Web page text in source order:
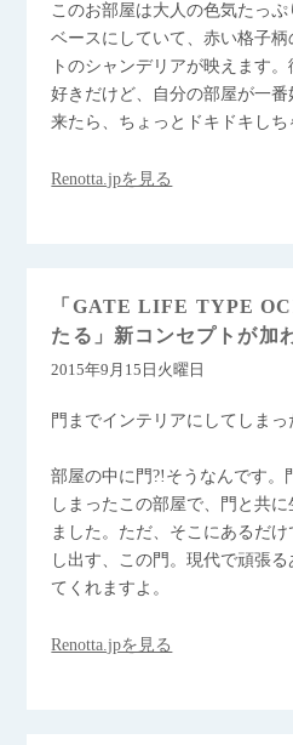
このお部屋は大人の色気たっ
ベースにしていて、赤い格子
トのシャンデリアが映えます
好きだけど、自分の部屋が一
来たら、ちょっとドキドキし
Renotta.jpを見る
「GATE LIFE TYPE
たる」新コンセプトが加
2015年9月15日火曜日
門までインテリアにしてしまっ
部屋の中に門?!そうなんです。
しまったこの部屋で、門と共
ました。ただ、そこにあるだ
し出す、この門。現代で頑張
てくれますよ。
Renotta.jpを見る